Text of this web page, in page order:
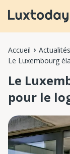
Accueil Actualités
Le Luxembourg
Le
pour le